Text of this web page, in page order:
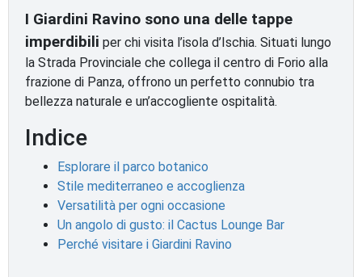
I Giardini Ravino sono una delle tappe
imperdibili per chi visita l’isola d’Ischia. Situati lungo
la Strada Provinciale che collega il centro di Forio alla
frazione di Panza, offrono un perfetto connubio tra
bellezza naturale e un’accogliente ospitalità.
Indice
Esplorare il parco botanico
Stile mediterraneo e accoglienza
Versatilità per ogni occasione
Un angolo di gusto: il Cactus Lounge Bar
Perché visitare i Giardini Ravino